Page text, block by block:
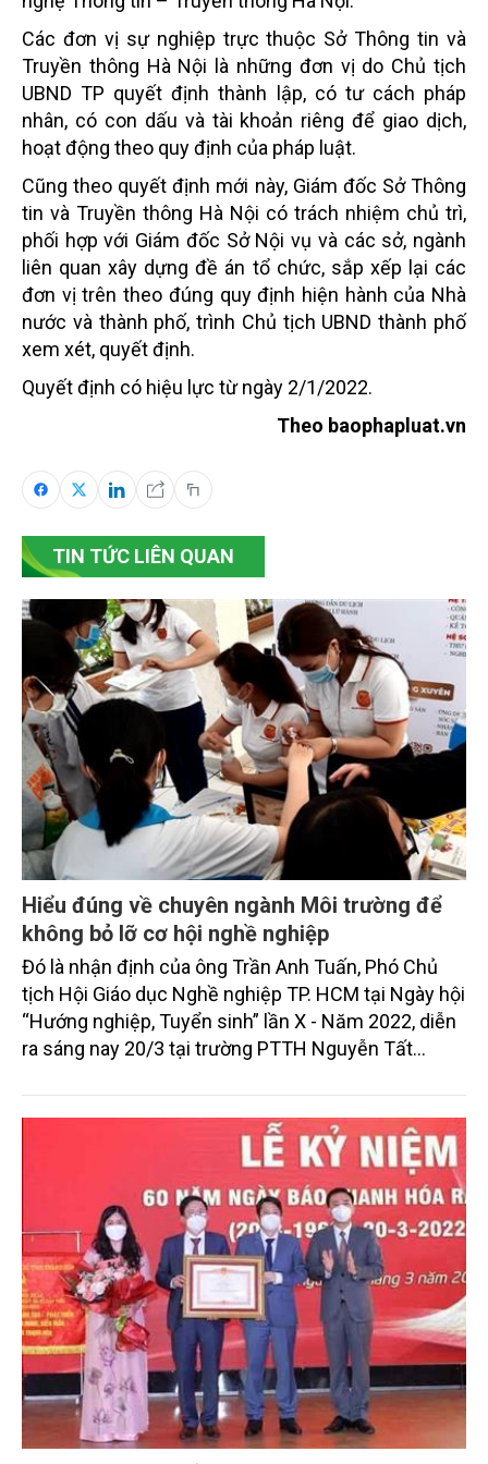
Các đơn vị sự nghiệp trực thuộc Sở Thông tin và
Truyền thông Hà Nội là những đơn vị do Chủ tịch
UBND TP quyết định thành lập, có tư cách pháp
nhân, có con dấu và tài khoản riêng để giao dịch,
hoạt động theo quy định của pháp luật.
Cũng theo quyết định mới này, Giám đốc Sở Thông
tin và Truyền thông Hà Nội có trách nhiệm chủ trì,
phối hợp với Giám đốc Sở Nội vụ và các sở, ngành
liên quan xây dựng đề án tổ chức, sắp xếp lại các
đơn vị trên theo đúng quy định hiện hành của Nhà
nước và thành phố, trình Chủ tịch UBND thành phố
xem xét, quyết định.
Quyết định có hiệu lực từ ngày 2/1/2022.
Theo baophapluat.vn
TIN TỨC LIÊN QUAN
Hiểu đúng về chuyên ngành Môi trường để
không bỏ lỡ cơ hội nghề nghiệp
Đó là nhận định của ông Trần Anh Tuấn, Phó Chủ
tịch Hội Giáo dục Nghề nghiệp TP. HCM tại Ngày hội
“Hướng nghiệp, Tuyển sinh” lần X - Năm 2022, diễn
ra sáng nay 20/3 tại trường PTTH Nguyễn Tất